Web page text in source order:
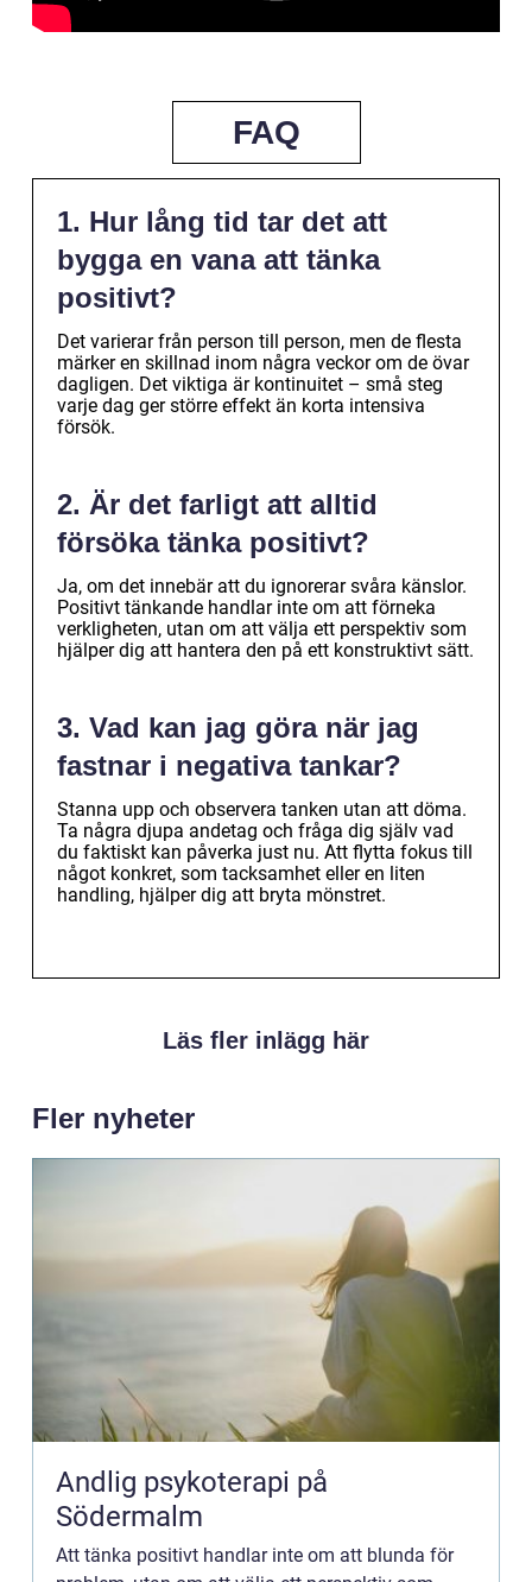
FAQ
1. Hur lång tid tar det att
bygga en vana att tänka
positivt?
Det varierar från person till person, men de flesta
märker en skillnad inom några veckor om de övar
dagligen. Det viktiga är kontinuitet – små steg
varje dag ger större effekt än korta intensiva
försök.
2. Är det farligt att alltid
försöka tänka positivt?
Ja, om det innebär att du ignorerar svåra känslor.
Positivt tänkande handlar inte om att förneka
verkligheten, utan om att välja ett perspektiv som
hjälper dig att hantera den på ett konstruktivt sätt.
3. Vad kan jag göra när jag
fastnar i negativa tankar?
Stanna upp och observera tanken utan att döma.
Ta några djupa andetag och fråga dig själv vad
du faktiskt kan påverka just nu. Att flytta fokus till
något konkret, som tacksamhet eller en liten
handling, hjälper dig att bryta mönstret.
Läs fler inlägg här
Fler nyheter
Andlig psykoterapi på
Södermalm
Att tänka positivt handlar inte om att blunda för